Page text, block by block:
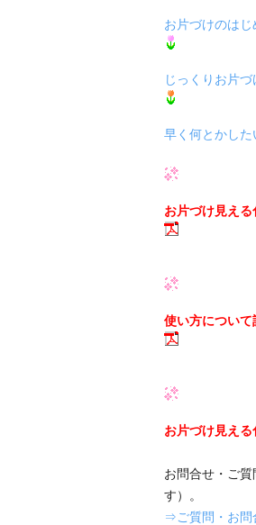
お片づけのは
じっくりお片
早く何とかした
お片づけ見える
使い方について
お片づけ見える
お問合せ・ご
す）。
⇒ご質問・お問